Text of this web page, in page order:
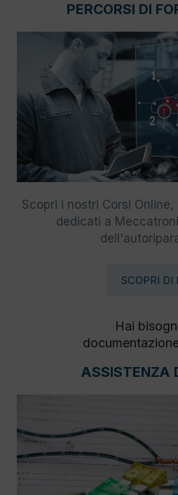
PERCORSI DI
Scopri i nostri Corsi
dedicati a
SCOPRI DI
Hai
ASSISTENZA